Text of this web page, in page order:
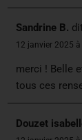
Sandrine B.
12 janvier 2025
merci ! Belle
tous ces
Douzet